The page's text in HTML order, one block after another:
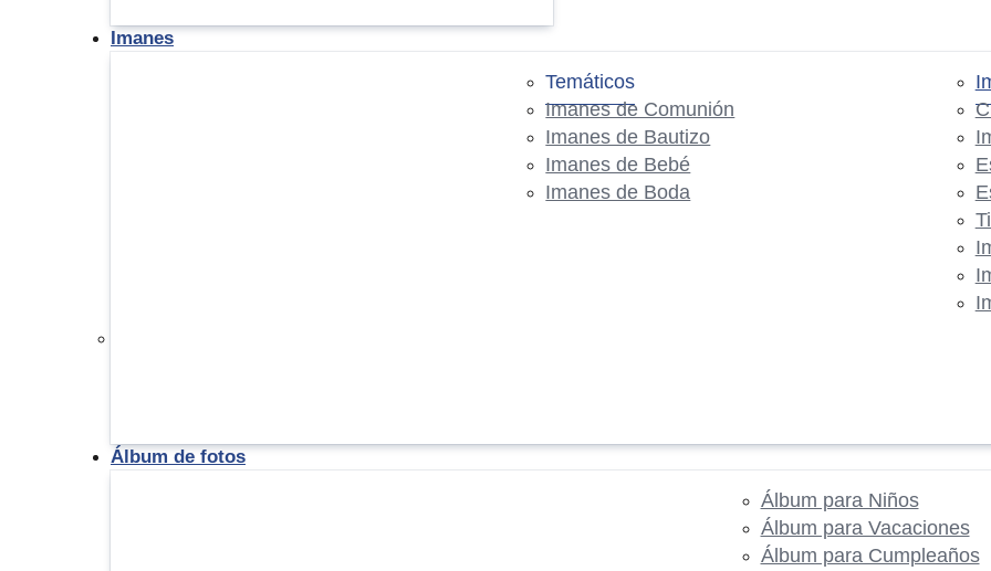
Imanes
Temáticos
Imanes de Comunión
Imanes de Bautizo
Imanes de Bebé
Imanes de Boda
Álbum de fotos
Álbum para Niños
Álbum para Vacaciones
Álbum para Cumpleaños